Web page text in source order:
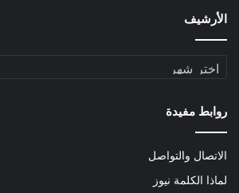
الأرشيف
الأرشيف
روابط مفيدة
الاتصال والتواصل
لماذا الكلمة نيوز